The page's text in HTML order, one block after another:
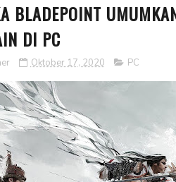
BLADEPOINT
DI PC
Oktober 17, 2020 PC